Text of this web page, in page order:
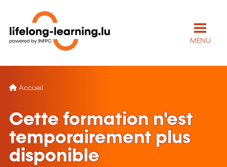
MENU
Accueil
Cette formation n'est
temporairement plus
disponible